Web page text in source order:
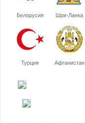
Белорусия Шри-Ланка
Турция Афганистан